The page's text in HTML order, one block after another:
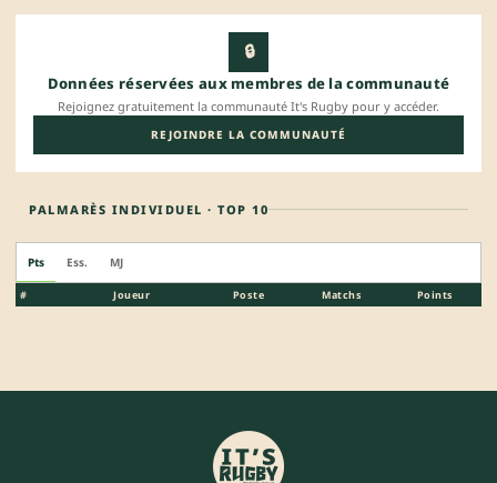
🔒
Données réservées aux membres de la communauté
Rejoignez gratuitement la communauté It's Rugby pour y accéder.
REJOINDRE LA COMMUNAUTÉ
PALMARÈS INDIVIDUEL · TOP 10
Pts Ess. MJ
# Joueur Poste Matchs Points